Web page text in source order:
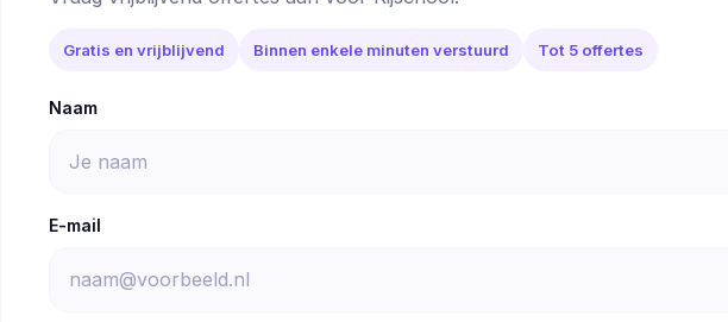
Gratis en vrijblijvend Binnen enkele minuten verstuurd Tot 5 offertes
Naam
E-mail